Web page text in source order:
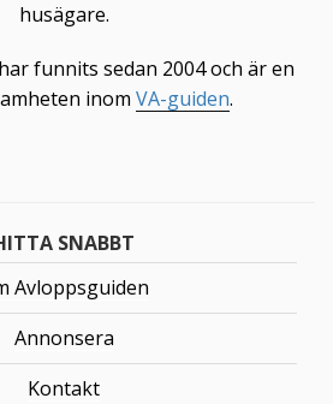
husägare.
funnits sedan 2004 och är en
inom VA-guiden.
SNABBT
Avloppsguiden
Annonsera
Kontakt